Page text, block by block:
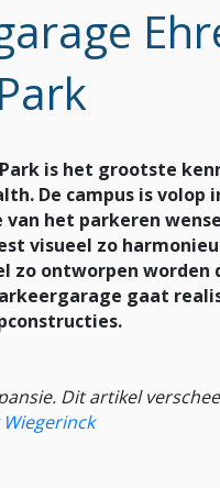
Park is het grootste
De campus is
het parkeren
visueel zo
zo ontworpen
gaat
Dit artikel
Wiegerinck